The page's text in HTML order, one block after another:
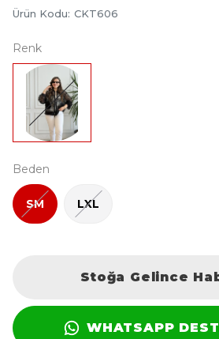
Ürün Kodu: CKT606
Renk
Beden
SM LXL
Stoğa Gelince
WHATSAPP